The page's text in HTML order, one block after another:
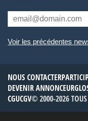
Voir les précédentes
NOUS CONTACTER
DEVENIR ANNONCEUR
CGUCGV© 2000-2026 TOUS